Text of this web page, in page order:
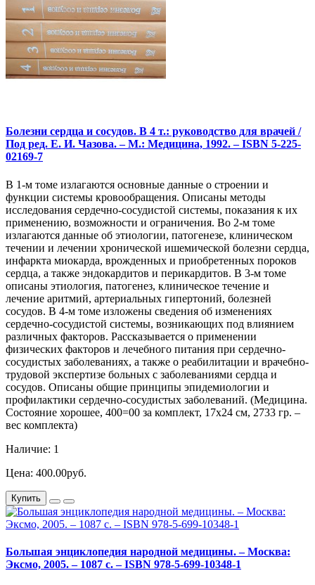
Болезни сердца и сосудов. В 4 т.: руководство для врачей /
Под ред. Е. И. Чазова. – М.: Медицина, 1992. – ISBN 5-225-
02169-7
В 1-м томе излагаются основные данные о строении и
функции системы кровообращения. Описаны методы
исследования сердечно-сосудистой системы, показания к их
применению, возможности и ограничения. Во 2-м томе
излагаются данные об этиологии, патогенезе, клиническом
течении и лечении хронической ишемической болезни сердца,
инфаркта миокарда, врожденных и приобретенных пороков
сердца, а также эндокардитов и перикардитов. В 3-м томе
описаны этиология, патогенез, клиническое течение и
лечение аритмий, артериальных гипертоний, болезней
сосудов. В 4-м томе изложены сведения об изменениях
сердечно-сосудистой системы, возникающих под влиянием
различных факторов. Рассказывается о применении
физических факторов и лечебного питания при сердечно-
сосудистых заболеваниях, а также о реабилитации и врачебно-
трудовой экспертизе больных с заболеваниями сердца и
сосудов. Описаны общие принципы эпидемиологии и
профилактики сердечно-сосудистых заболеваний. (Медицина.
Состояние хорошее, 400=00 за комплект, 17х24 см, 2733 гр. –
вес комплекта)
Наличие: 1
Цена: 400.00руб.
Купить
Большая энциклопедия народной медицины. – Москва:
Эксмо, 2005. – 1087 с. – ISBN 978-5-699-10348-1